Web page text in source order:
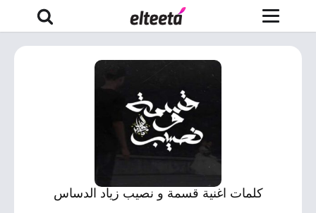
كلمات اغنية قسمة و نصيب زياد الدساس